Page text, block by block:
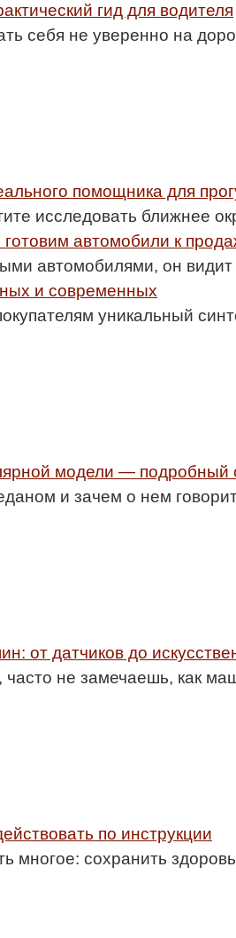
гид для водителя
себя не уверенно на
помощника для
исследовать ближнее
автомобили к
автомобилями, он
и современных
уникальный
модели — подробный
и зачем о нем
от датчиков до
не замечаешь, как
по инструкции
сохранить